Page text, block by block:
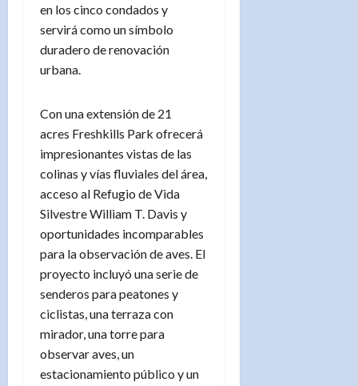
en los cinco condados y
servirá como un símbolo
duradero de renovación
urbana.
Con una extensión de 21
acres Freshkills Park ofrecerá
impresionantes vistas de las
colinas y vías fluviales del área,
acceso al Refugio de Vida
Silvestre William T. Davis y
oportunidades incomparables
para la observación de aves. El
proyecto incluyó una serie de
senderos para peatones y
ciclistas, una terraza con
mirador, una torre para
observar aves, un
estacionamiento público y un